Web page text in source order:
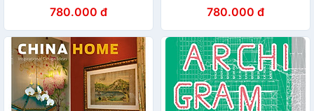
photographs and insightful
commentary
780.000 đ
Architecture Book - Bìa cứng
780.000 đ